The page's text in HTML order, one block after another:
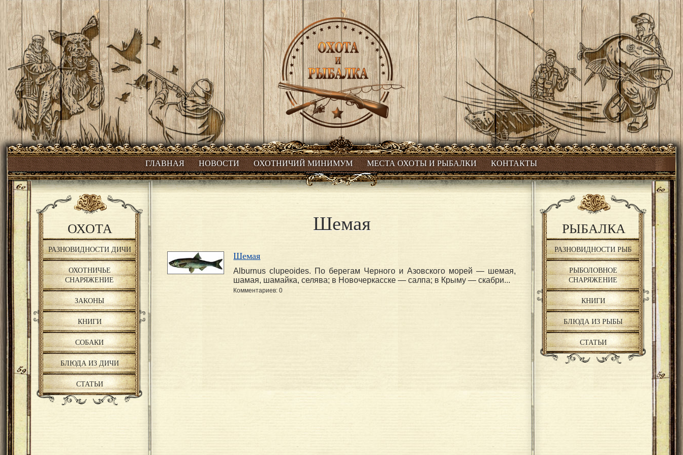
ГЛАВНАЯ НОВОСТИ ОХОТНИЧИЙ МИНИМУМ МЕСТА ОХОТЫ И РЫБАЛКИ КОНТАКТЫ
ОХОТА
РАЗНОВИДНОСТИ ДИЧИ
ОХОТНИЧЬЕ
СНАРЯЖЕНИЕ
ЗАКОНЫ
КНИГИ
СОБАКИ
БЛЮДА ИЗ ДИЧИ
СТАТЬИ
Шемая
Шемая
Alburnus clupeoides. По берегам Черного и Азовского морей — шемая,
шамая, шамайка, селява; в Новочеркасске — салпа; в Крыму — скабри...
Комментариев: 0
РЫБАЛКА
РАЗНОВИДНОСТИ РЫБ
РЫБОЛОВНОЕ
СНАРЯЖЕНИЕ
КНИГИ
БЛЮДА ИЗ РЫБЫ
СТАТЬИ